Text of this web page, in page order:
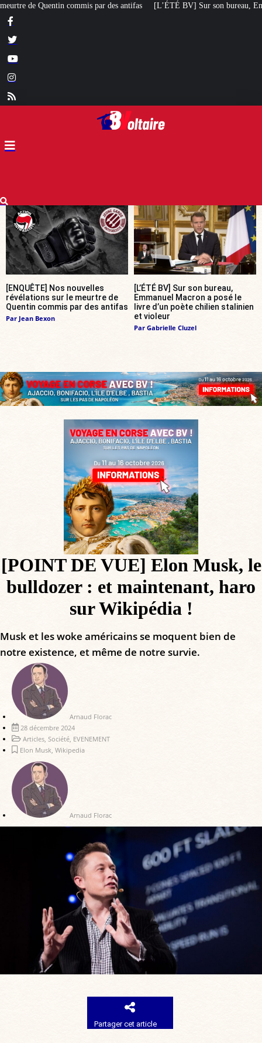
[L’ÉTÉ BV] Sur son bureau, Emmanuel Macron a posé le livre d’un
[ENQUÊTE] Nos nouvelles
révélations sur le meurtre de
Quentin commis par des antifas
Par Jean Bexon
[L’ÉTÉ BV] Sur son bureau,
Emmanuel Macron a posé le
livre d’un poète chilien stalinien
et violeur
Par Gabrielle Cluzel
[POINT DE VUE] Elon Musk, le
bulldozer : et maintenant, haro
sur Wikipédia !
Musk et les woke américains se moquent bien de
notre existence, et même de notre survie.
Arnaud Florac
28 décembre 2024
Articles, Société, EVENEMENT
Elon Musk, Wikipedia
Arnaud Florac
Partager cet article